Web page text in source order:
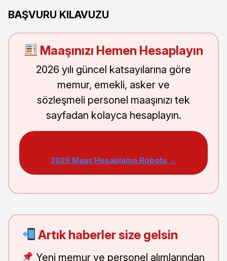
BAŞVURU KILAVUZU
Maaşınızı Hemen Hesaplayın
2026 yılı güncel katsayılarına göre
memur, emekli, asker ve
sözleşmeli personel maaşınızı tek
sayfadan kolayca hesaplayın.
2026 Maaş Hesaplama Robotu →
Artık haberler size gelsin
Yeni memur ve personel alımlarından